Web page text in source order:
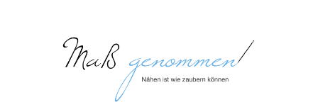
springen